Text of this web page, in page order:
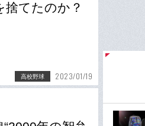
捨てたのか？
高校野球 2023/01/19